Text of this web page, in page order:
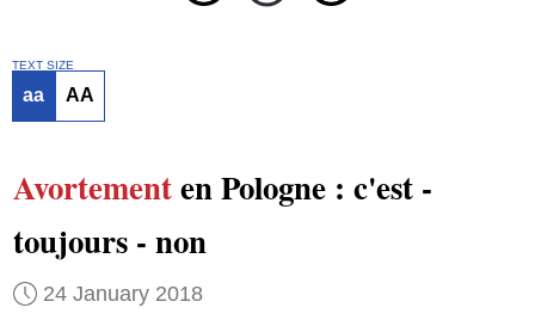
TEXT SIZE
aa AA
Avortementen Pologne : c'est -
toujours - non
24 January 2018